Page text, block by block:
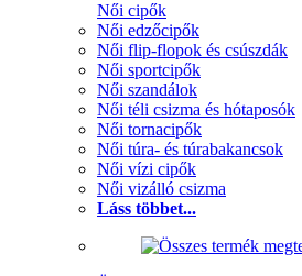
Női cipők
Női edzőcipők
Női flip-flopok és csúszdák
Női sportcipők
Női szandálok
Női téli csizma és hótaposók
Női tornacipők
Női túra- és túrabakancsok
Női vízi cipők
Női vizálló csizma
Láss többet...